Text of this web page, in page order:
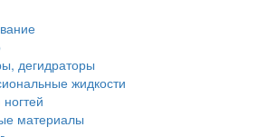
дегидраторы
жидкости
материалы